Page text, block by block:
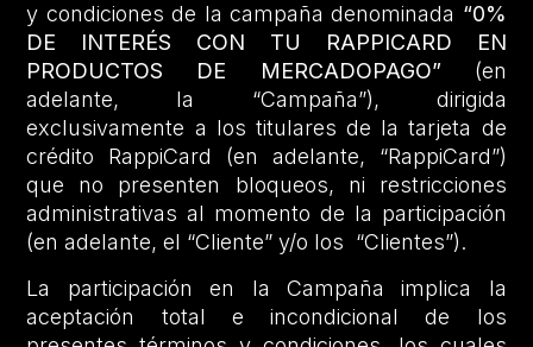
y condiciones de la campaña denominada “0%
DE INTERÉS CON TU RAPPICARD EN
PRODUCTOS DE MERCADOPAGO” (en
adelante, la “Campaña”), dirigida
exclusivamente a los titulares de la tarjeta de
crédito RappiCard (en adelante, “RappiCard”)
que no presenten bloqueos, ni restricciones
administrativas al momento de la participación
(en adelante, el “Cliente” y/o los “Clientes”).
La participación en la Campaña implica la
aceptación total e incondicional de los